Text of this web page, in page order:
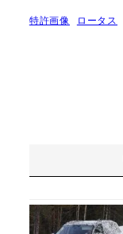
特許画像 ロータス